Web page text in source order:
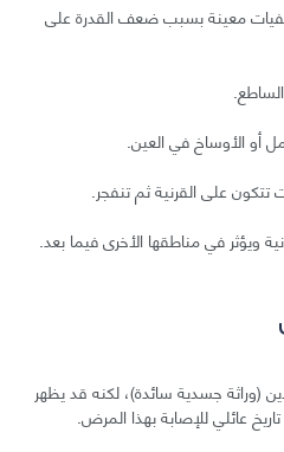
معينة بسبب ضعف القدرة على
أو الأوساخ في العين.
على القرنية ثم تنفجر.
ويؤثر في مناطقها الأخرى فيما بعد.
(وراثة جسدية سائدة)، لكنه قد يظهر
عائلي للإصابة بهذا المرض.